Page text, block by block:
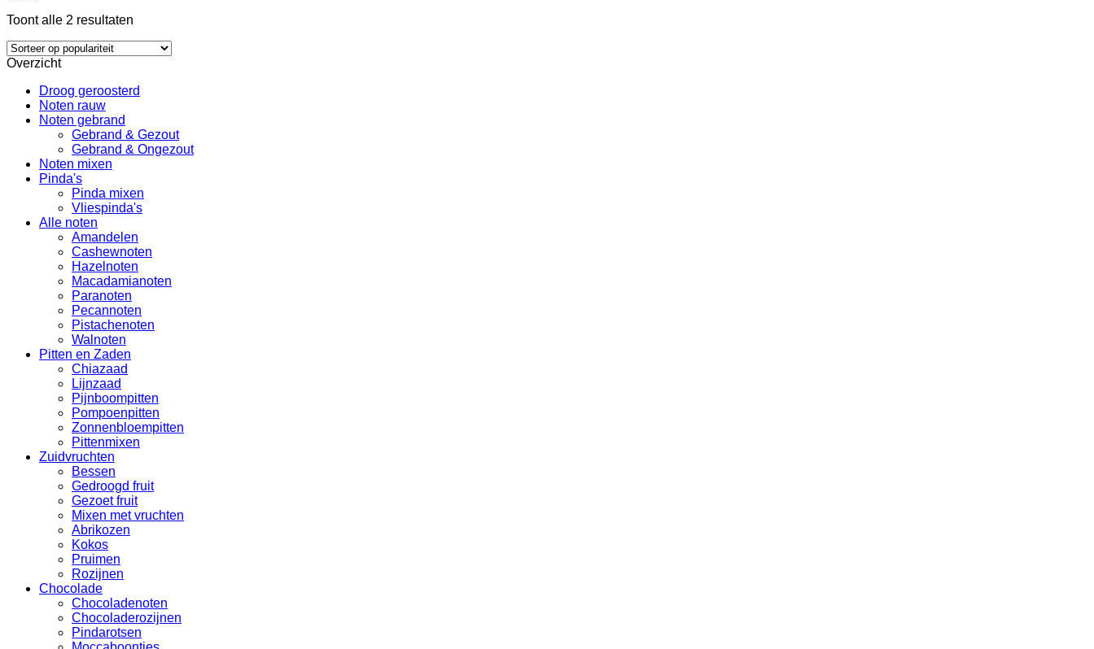
Toont alle 2 resultaten
populariteit
Overzicht
Droog geroosterd
Noten rauw
Noten gebrand
Gebrand & Gezout
Gebrand & Ongezout
Noten mixen
Pinda's
Pinda mixen
Vliespinda's
Alle noten
Amandelen
Cashewnoten
Hazelnoten
Macadamianoten
Paranoten
Pecannoten
Pistachenoten
Walnoten
Pitten en Zaden
Chiazaad
Lijnzaad
Pijnboompitten
Pompoenpitten
Zonnenbloempitten
Pittenmixen
Zuidvruchten
Bessen
Gedroogd fruit
Gezoet fruit
Mixen met vruchten
Abrikozen
Kokos
Pruimen
Rozijnen
Chocolade
Chocoladenoten
Chocoladerozijnen
Pindarotsen